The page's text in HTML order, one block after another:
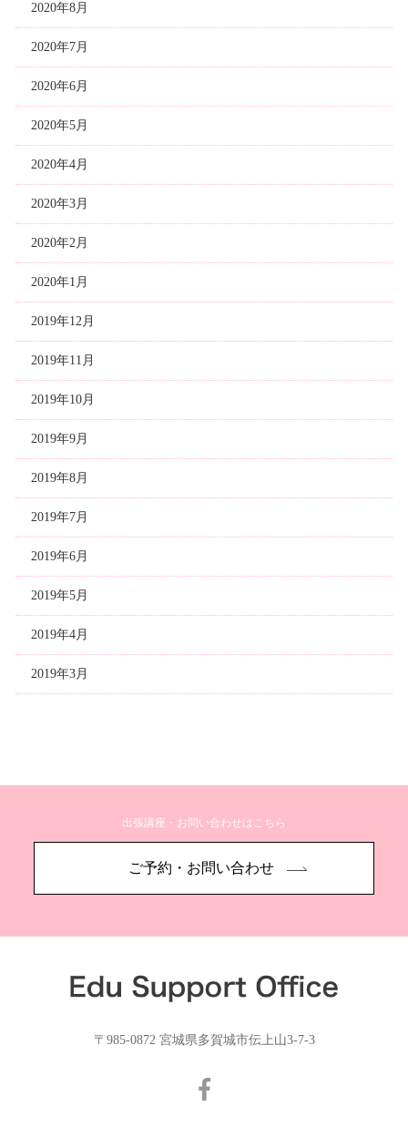
2020年8月
2020年7月
2020年6月
2020年5月
2020年4月
2020年3月
2020年2月
2020年1月
2019年12月
2019年11月
2019年10月
2019年9月
2019年8月
2019年7月
2019年6月
2019年5月
2019年4月
2019年3月
出張講座・お問い合わせはこちら
ご予約・お問い合わせ
〒985-0872 宮城県多賀城市伝上山3-7-3